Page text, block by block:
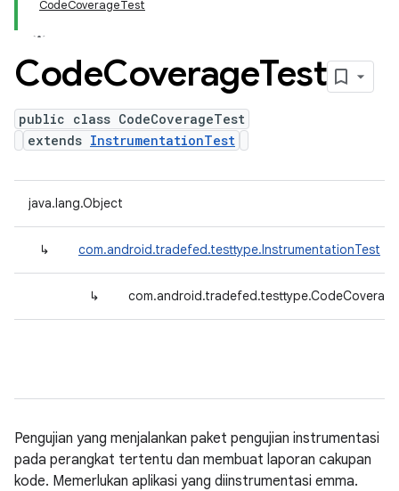
CodeCoverageTest
CodeCoverageTest
public class CodeCoverageTest
extends InstrumentationTest
java.lang.Object
↳ com.android.tradefed.testtype.InstrumentationTest
↳
Pengujian yang menjalankan paket pengujian instrumentasi
pada perangkat tertentu dan membuat laporan cakupan
kode. Memerlukan aplikasi yang diinstrumentasi emma.